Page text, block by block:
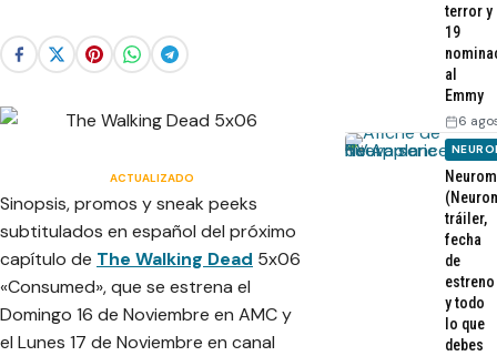
ACTUALIZADO
Sinopsis, promos y sneak peeks
subtitulados en español del próximo
capítulo de The Walking Dead 5x06
«Consumed», que se estrena el
Domingo 16 de Noviembre en AMC y
el Lunes 17 de Noviembre en canal
terror y
19
al
Emmy
6
tráiler,
fecha
de
estreno
y todo
lo que
debes